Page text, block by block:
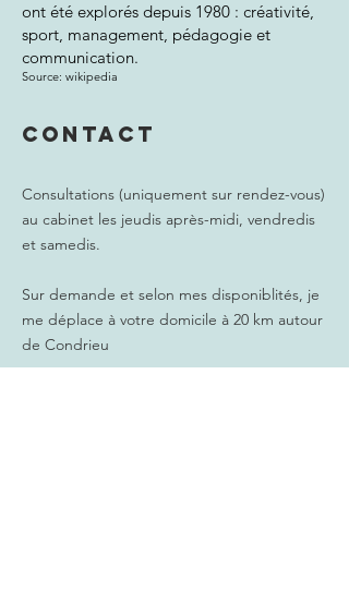
ont été explorés depuis 1980 : créativité,
sport, management, pédagogie et
communication.
Source: wikipedia
Contact
Consultations (uniquement sur rendez-vous)
au cabinet les jeudis après-midi, vendredis
et samedis.
Sur demande et selon mes disponiblités, je
me déplace à votre domicile à 20 km autour
de Condrieu